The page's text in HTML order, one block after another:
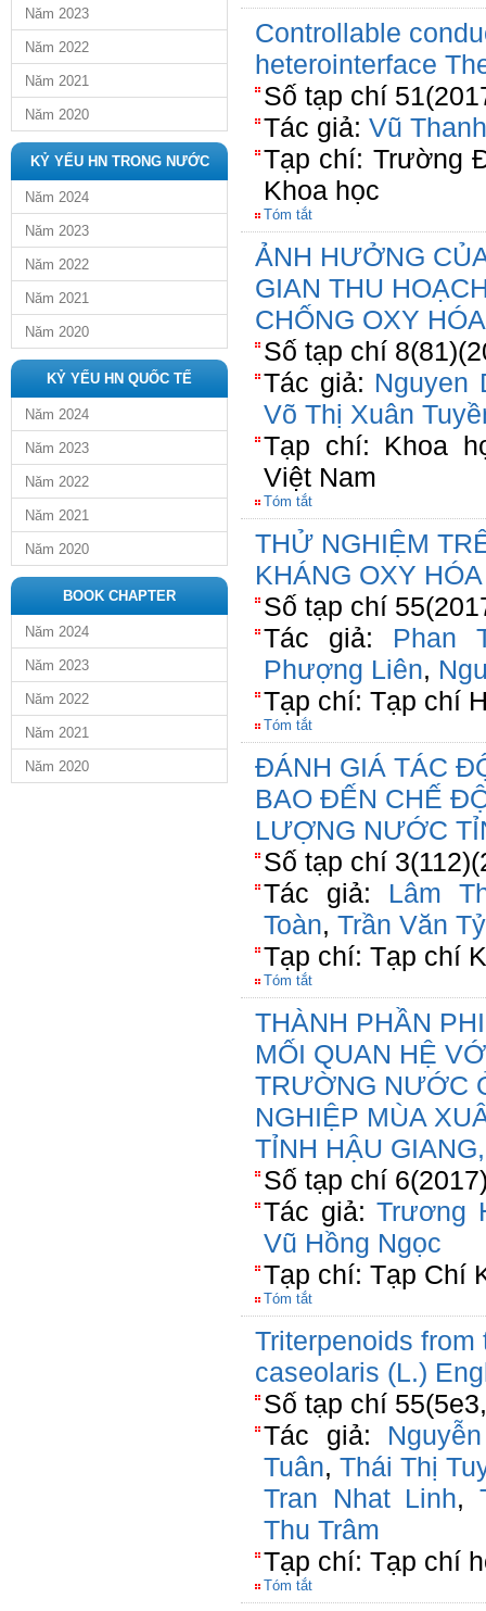
Năm 2023
Năm 2022
Năm 2021
Năm 2020
KỶ YẾU HN TRONG NƯỚC
Năm 2024
Năm 2023
Năm 2022
Năm 2021
Năm 2020
KỶ YẾU HN QUỐC TẾ
Năm 2024
Năm 2023
Năm 2022
Năm 2021
Năm 2020
BOOK CHAPTER
Năm 2024
Năm 2023
Năm 2022
Năm 2021
Năm 2020
Controllable
heterointerface
Số tạp chí
Tác giả: Vũ
Tạp chí: Trường
Khoa học
Tóm tắt
ẢNH HƯỞNG
GIAN THU
CHỐNG OXY
Số tạp chí
Tác giả: Nguyen
Võ Thị Xuân
Tạp chí: Khoa
Việt Nam
Tóm tắt
THỬ NGHIỆM
KHÁNG OXY
Số tạp chí
Tác giả: Phan
Phượng Liên,
Tạp chí: Tạp chí
Tóm tắt
ĐÁNH GIÁ TÁC
BAO ĐẾN CHẾ
LƯỢNG NƯỚC
Số tạp chí
Tác giả: Lâm
Toàn, Trần Văn Tỷ
Tạp chí: Tạp chí
Tóm tắt
THÀNH PHẦN
MỐI QUAN HỆ
TRƯỜNG NƯỚC
NGHIỆP MÙA
TỈNH HẬU
Số tạp chí
Tác giả:Trương
Vũ Hồng Ngọc
Tạp chí: Tạp Chí
Tóm tắt
Triterpenoids
caseolaris (L.)
Số tạp chí
Tác giả:
Tuân,Thái Thị
Tran Nhat Linh,
Thu Trâm
Tạp chí: Tạp chí
Tóm tắt